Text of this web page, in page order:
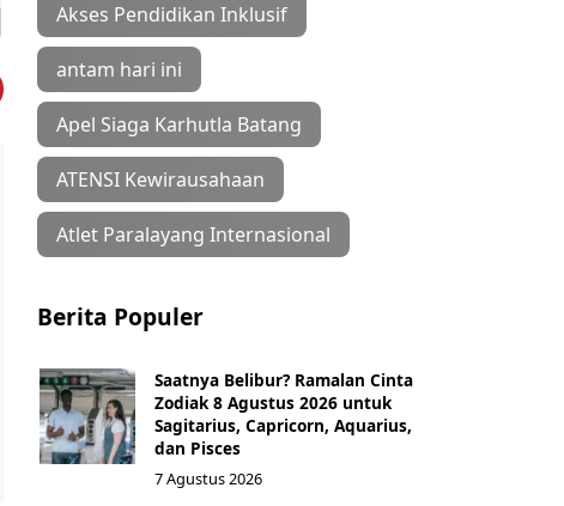
Akses Pendidikan Inklusif
antam hari ini
Apel Siaga Karhutla Batang
ATENSI Kewirausahaan
Atlet Paralayang Internasional
Berita Populer
Saatnya Belibur? Ramalan Cinta
Zodiak 8 Agustus 2026 untuk
Sagitarius, Capricorn, Aquarius,
dan Pisces
7 Agustus 2026